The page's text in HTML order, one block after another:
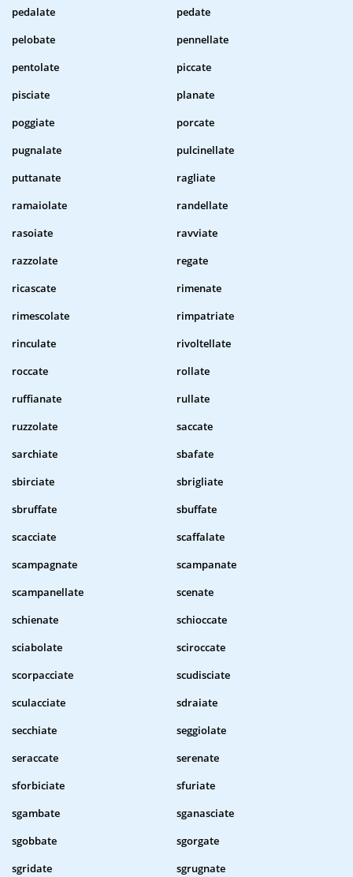
pedalate
pedate
pelobate
pennellate
pentolate
piccate
pisciate
planate
poggiate
porcate
pugnalate
pulcinellate
puttanate
ragliate
ramaiolate
randellate
rasoiate
ravviate
razzolate
regate
ricascate
rimenate
rimescolate
rimpatriate
rinculate
rivoltellate
roccate
rollate
ruffianate
rullate
ruzzolate
saccate
sarchiate
sbafate
sbirciate
sbrigliate
sbruffate
sbuffate
scacciate
scaffalate
scampagnate
scampanate
scampanellate
scenate
schienate
schioccate
sciabolate
sciroccate
scorpacciate
scudisciate
sculacciate
sdraiate
secchiate
seggiolate
seraccate
serenate
sforbiciate
sfuriate
sgambate
sganasciate
sgobbate
sgorgate
sgridate
sgrugnate